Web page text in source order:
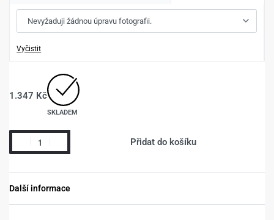
Vyčistit
1.347 Kč
SKLADEM
Přidat do košíku
Další informace